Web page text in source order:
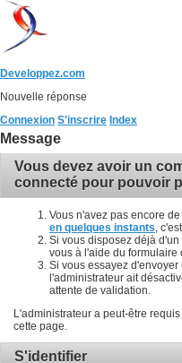
Developpez.com
Nouvelle réponse
Connexion S'inscrire Index
Message
Vous devez avoir un
connecté pour pouvoir
Vous n'avez pas encore
en quelques instants ,
Si vous disposez déjà
vous à l'aide du formulaire
Si vous essayez
l'administrateur ait
attente de validation.
L'administrateur a peut-être requis
cette page.
S'identifier